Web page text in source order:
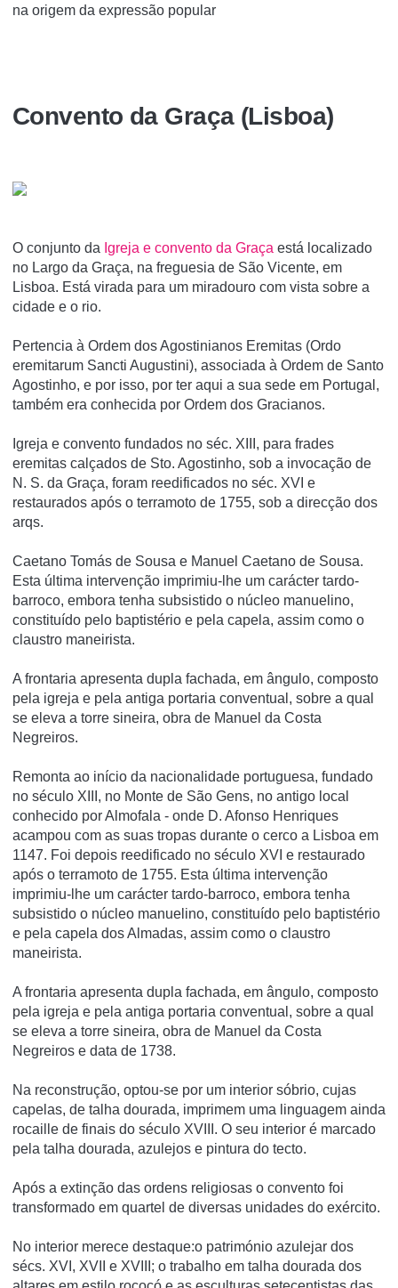
na origem da expressão popular
Convento da Graça (Lisboa)
O conjunto da Igreja e convento da Graça está localizado
no Largo da Graça, na freguesia de São Vicente, em
Lisboa. Está virada para um miradouro com vista sobre a
cidade e o rio.
Pertencia à Ordem dos Agostinianos Eremitas (Ordo
eremitarum Sancti Augustini), associada à Ordem de Santo
Agostinho, e por isso, por ter aqui a sua sede em Portugal,
também era conhecida por Ordem dos Gracianos.
Igreja e convento fundados no séc. XIII, para frades
eremitas calçados de Sto. Agostinho, sob a invocação de
N. S. da Graça, foram reedificados no séc. XVI e
restaurados após o terramoto de 1755, sob a direcção dos
arqs.
Caetano Tomás de Sousa e Manuel Caetano de Sousa.
Esta última intervenção imprimiu-lhe um carácter tardo-
barroco, embora tenha subsistido o núcleo manuelino,
constituído pelo baptistério e pela capela, assim como o
claustro maneirista.
A frontaria apresenta dupla fachada, em ângulo, composto
pela igreja e pela antiga portaria conventual, sobre a qual
se eleva a torre sineira, obra de Manuel da Costa
Negreiros.
Remonta ao iní­cio da nacionalidade portuguesa, fundado
no século XIII, no Monte de São Gens, no antigo local
conhecido por Almofala - onde D. Afonso Henriques
acampou com as suas tropas durante o cerco a Lisboa em
1147. Foi depois reedificado no século XVI e restaurado
após o terramoto de 1755. Esta última intervenção
imprimiu-lhe um carácter tardo-barroco, embora tenha
subsistido o núcleo manuelino, constituí­do pelo baptistério
e pela capela dos Almadas, assim como o claustro
maneirista.
A frontaria apresenta dupla fachada, em ângulo, composto
pela igreja e pela antiga portaria conventual, sobre a qual
se eleva a torre sineira, obra de Manuel da Costa
Negreiros e data de 1738.
Na reconstrução, optou-se por um interior sóbrio, cujas
capelas, de talha dourada, imprimem uma linguagem ainda
rocaille de finais do século XVIII. O seu interior é marcado
pela talha dourada, azulejos e pintura do tecto.
Após a extinção das ordens religiosas o convento foi
transformado em quartel de diversas unidades do exército.
No interior merece destaque:o património azulejar dos
sécs. XVI, XVII e XVIII; o trabalho em talha dourada dos